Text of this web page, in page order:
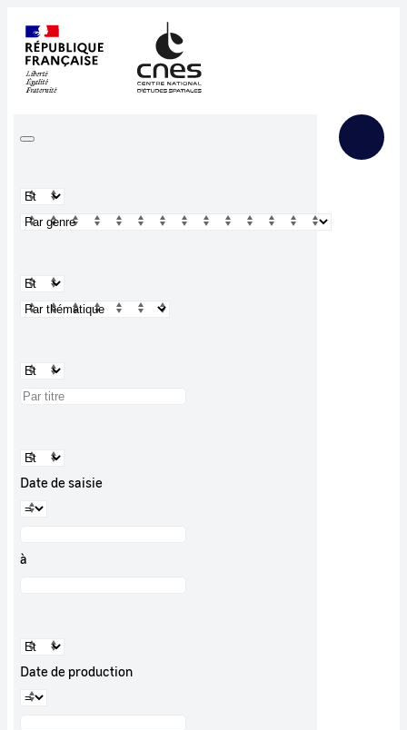
Date de saisie
à
Date de production